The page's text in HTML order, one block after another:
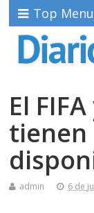
Top Menu
El
tienen
admin 6 de